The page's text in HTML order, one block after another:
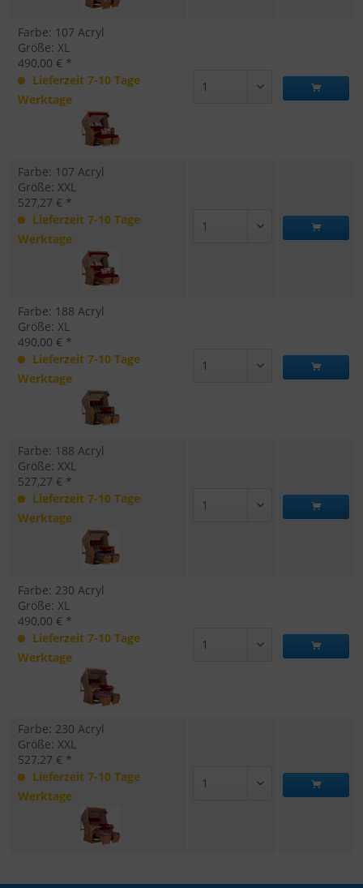
Farbe: 107 Acryl
Größe: XL
490,00 € *
Lieferzeit 7-10 Tage
Werktage
Farbe: 107 Acryl
Größe: XXL
527,27 € *
Lieferzeit 7-10 Tage
Werktage
Farbe: 188 Acryl
Größe: XL
490,00 € *
Lieferzeit 7-10 Tage
Werktage
Farbe: 188 Acryl
Größe: XXL
527,27 € *
Lieferzeit 7-10 Tage
Werktage
Farbe: 230 Acryl
Größe: XL
490,00 € *
Lieferzeit 7-10 Tage
Werktage
Farbe: 230 Acryl
Größe: XXL
527,27 € *
Lieferzeit 7-10 Tage
Werktage